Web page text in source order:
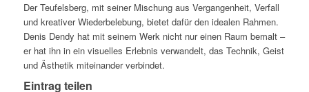
Der Teufelsberg, mit seiner Mischung aus Vergangenheit, Verfall
und kreativer Wiederbelebung, bietet dafür den idealen Rahmen.
Denis Dendy hat mit seinem Werk nicht nur einen Raum bemalt –
er hat ihn in ein visuelles Erlebnis verwandelt, das Technik, Geist
und Ästhetik miteinander verbindet.
Eintrag teilen